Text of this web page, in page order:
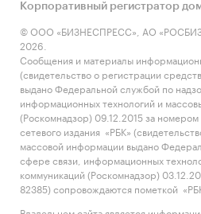
Корпоративный регистратор
© ООО «БИЗНЕСПРЕСС», АО
2026.
Сообщения и материалы
(свидетельство о регистрации
выдано Федеральной службой по
информационных технологий и
(Роскомнадзор) 09.12.2015 за
сетевого издания «РБК»
массовой информации выдано
сфере связи, информационных
коммуникаций (Роскомнадзор)
82385) сопровождаются пометкой